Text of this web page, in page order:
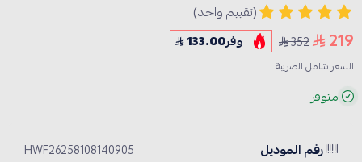
(تقييم واحد)
219
352 وفر133.00
السعر شامل الضريبة
متوفر
رقم الموديل HWF26258108140905